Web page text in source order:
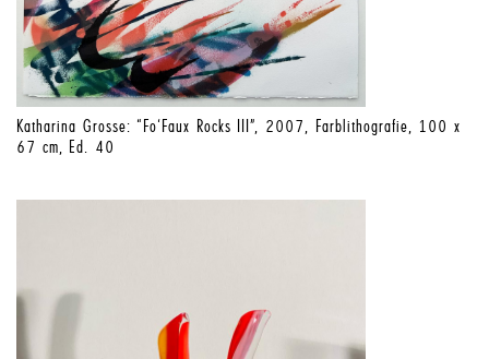
Katharina Grosse: “Fo‘Faux Rocks III”, 2007, Farblithografie, 100 x
67 cm, Ed. 40